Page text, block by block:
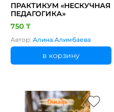
ПРАКТИКУМ «НЕСКУЧНАЯ
ПЕДАГОГИКА»
750 ₸
Автор: Алина Алимбаева
в корзину